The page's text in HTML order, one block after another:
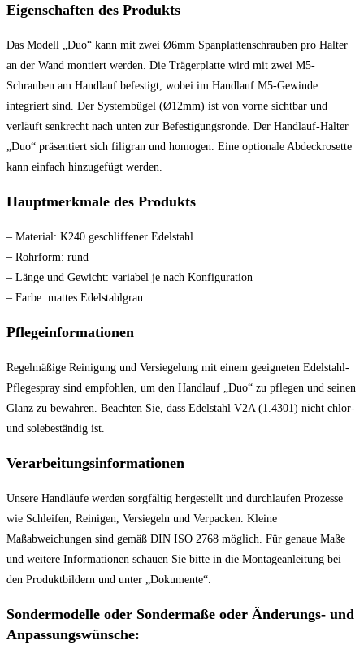
Eigenschaften des Produkts
Das Modell „Duo“ kann mit zwei Ø6mm Spanplattenschrauben pro Halter
an der Wand montiert werden. Die Trägerplatte wird mit zwei M5-
Schrauben am Handlauf befestigt, wobei im Handlauf M5-Gewinde
integriert sind. Der Systembügel (Ø12mm) ist von vorne sichtbar und
verläuft senkrecht nach unten zur Befestigungsronde. Der Handlauf-Halter
„Duo“ präsentiert sich filigran und homogen. Eine optionale Abdeckrosette
kann einfach hinzugefügt werden.
Hauptmerkmale des Produkts
– Material: K240 geschliffener Edelstahl
– Rohrform: rund
– Länge und Gewicht: variabel je nach Konfiguration
– Farbe: mattes Edelstahlgrau
Pflegeinformationen
Regelmäßige Reinigung und Versiegelung mit einem geeigneten Edelstahl-
Pflegespray sind empfohlen, um den Handlauf „Duo“ zu pflegen und seinen
Glanz zu bewahren. Beachten Sie, dass Edelstahl V2A (1.4301) nicht chlor-
und solebeständig ist.
Verarbeitungsinformationen
Unsere Handläufe werden sorgfältig hergestellt und durchlaufen Prozesse
wie Schleifen, Reinigen, Versiegeln und Verpacken. Kleine
Maßabweichungen sind gemäß DIN ISO 2768 möglich. Für genaue Maße
und weitere Informationen schauen Sie bitte in die Montageanleitung bei
den Produktbildern und unter „Dokumente“.
Sondermodelle oder Sondermaße oder Änderungs- und
Anpassungswünsche: